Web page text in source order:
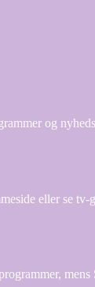
og
eller se tv-